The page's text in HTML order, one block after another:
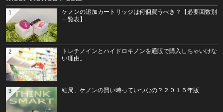
ケノンの追加カートリッジは何個買うべき？【必要回数別
一覧表】
1
トレチノインとハイドロキノンを通販で購入しちゃいけな
い理由。
2
結局、ケノンの買い時っていつなの？２０１５年版
3